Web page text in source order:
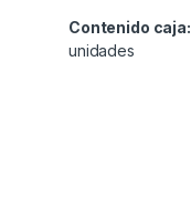
Contenido caja:
unidades